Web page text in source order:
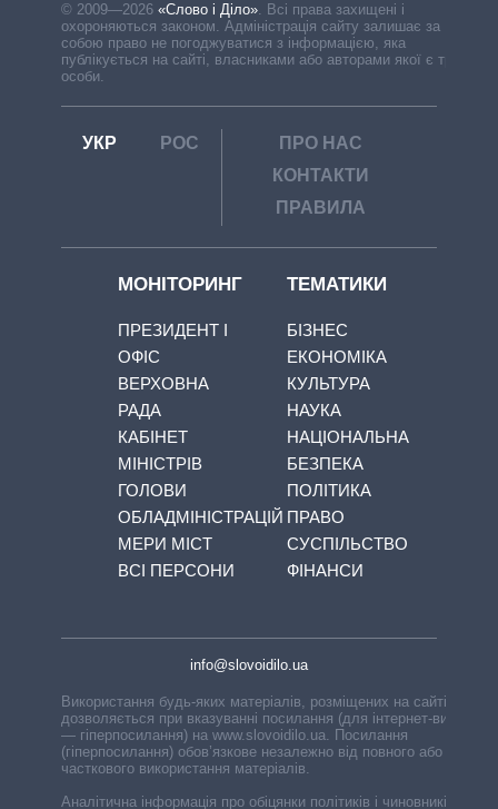
© 2009—2026 «Слово і Діло». Всі права захищені і
охороняються законом. Адміністрація сайту залишає за
собою право не погоджуватися з інформацією, яка
публікується на сайті, власниками або авторами якої є треті
особи.
УКР РОС
ПРО НАС
КОНТАКТИ
ПРАВИЛА
МОНІТОРИНГ
ПРЕЗИДЕНТ І
ОФІС
ВЕРХОВНА
РАДА
КАБІНЕТ
МІНІСТРІВ
ГОЛОВИ
ОБЛАДМІНІСТРАЦІЙ
МЕРИ МІСТ
ВСІ ПЕРСОНИ
ТЕМАТИКИ
БІЗНЕС
ЕКОНОМІКА
КУЛЬТУРА
НАУКА
НАЦІОНАЛЬНА
БЕЗПЕКА
ПОЛІТИКА
ПРАВО
СУСПІЛЬСТВО
ФІНАНСИ
info@slovoidilo.ua
Використання будь-яких матеріалів, розміщених на сайті,
дозволяється при вказуванні посилання (для інтернет-видань
— гіперпосилання) на www.slovoidilo.ua. Посилання
(гіперпосилання) обов’язкове незалежно від повного або
часткового використання матеріалів.
Аналітична інформація про обіцянки політиків і чиновників,